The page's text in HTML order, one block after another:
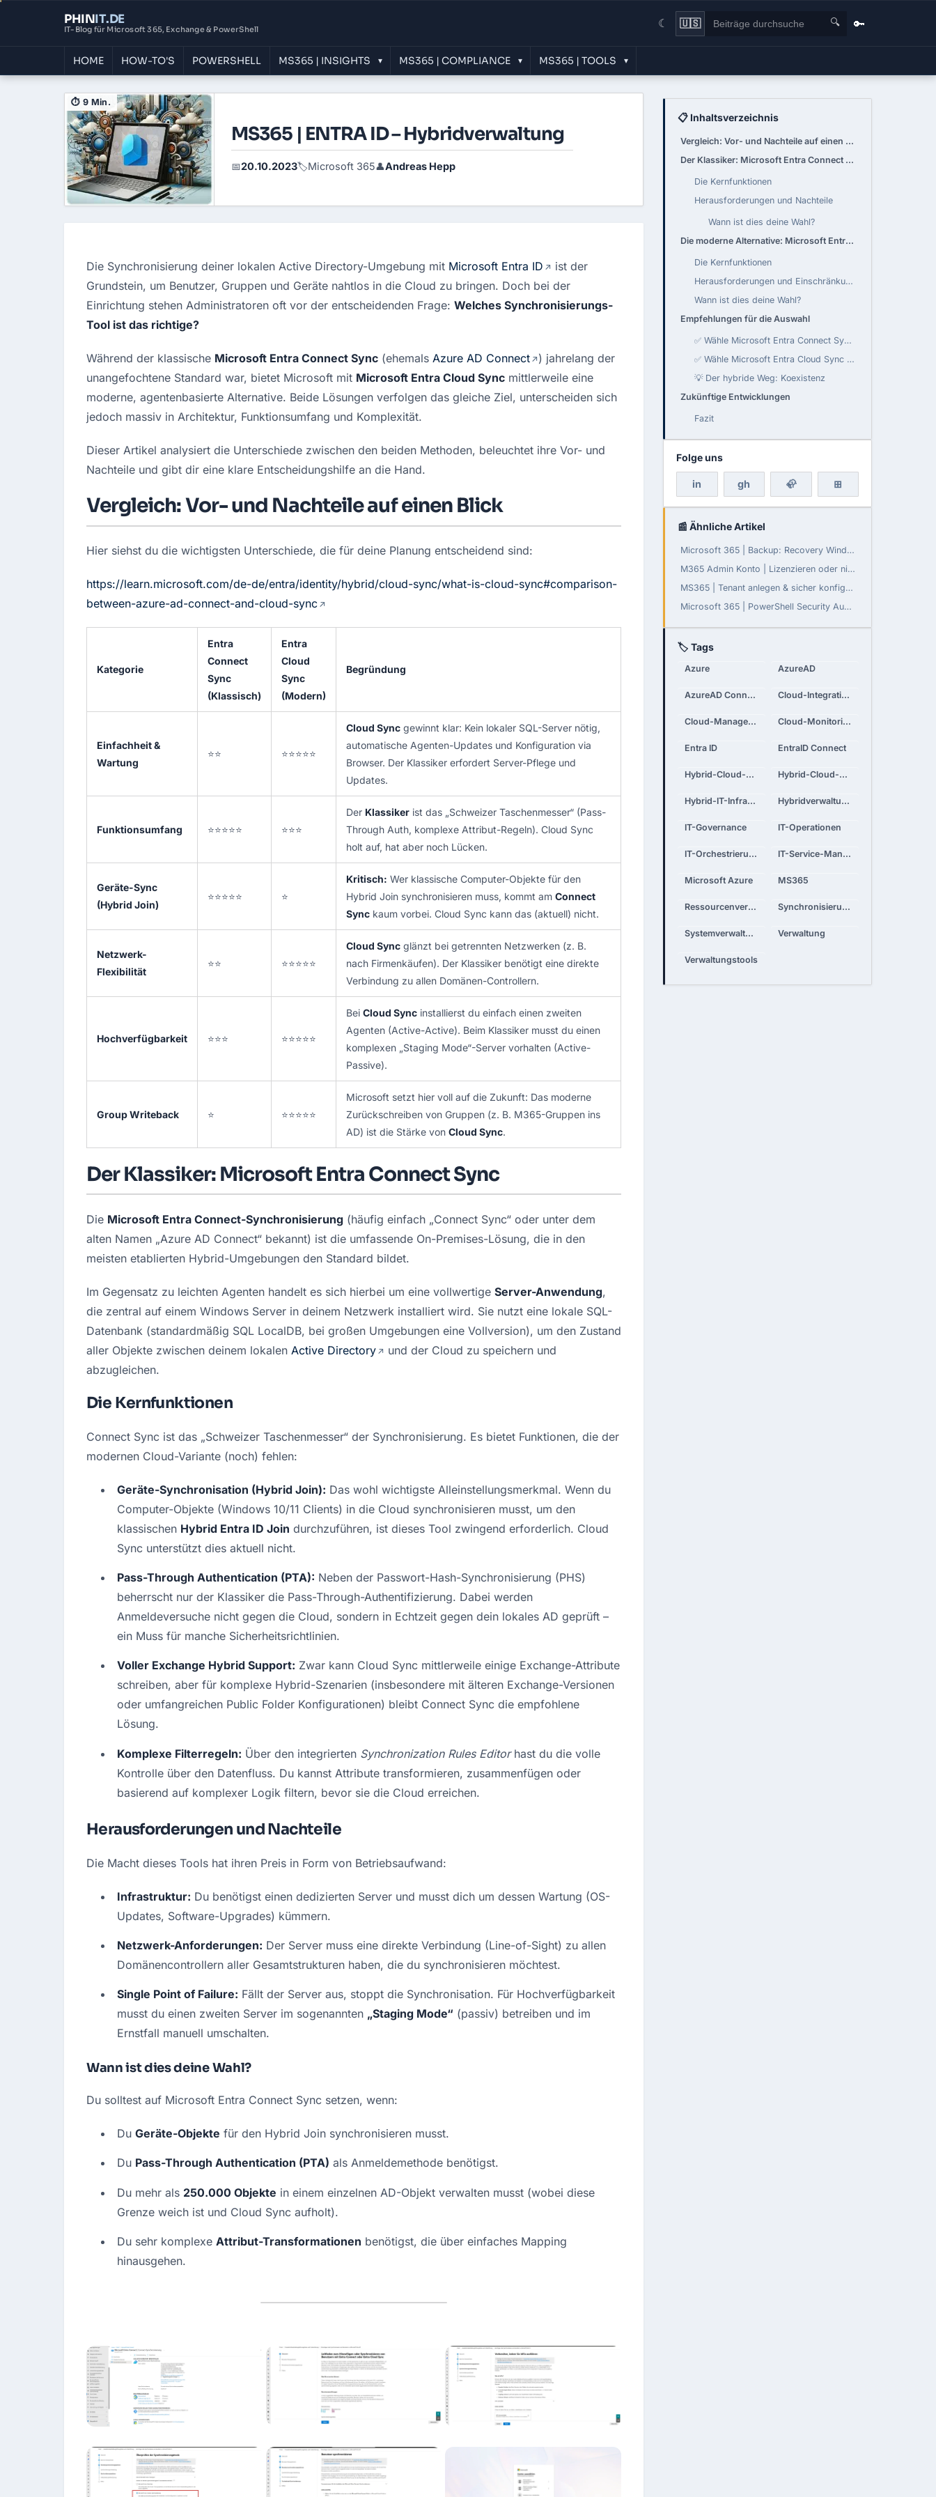
PHINIT.DE
IT-Blog für Microsoft 365, Exchange & PowerShell ☾ 🇺🇸 🔍 🔑
HOME HOW-TO'S POWERSHELL MS365 | INSIGHTS ▾ MS365 | COMPLIANCE ▾ MS365 | TOOLS ▾
⏱ 9 Min.
MS365 | ENTRA ID – Hybridverwaltung
📅20.10.2023🏷️Microsoft 365👤Andreas Hepp
Die Synchronisierung deiner lokalen Active Directory-Umgebung mit Microsoft Entra ID
ist der
Grundstein, um Benutzer, Gruppen und Geräte nahtlos in die Cloud zu bringen. Doch bei der
Einrichtung stehen Administratoren oft vor der entscheidenden Frage: Welches Synchronisierungs-
Tool ist das richtige?
Während der klassische Microsoft Entra Connect Sync (ehemals Azure AD Connect
) jahrelang der
unangefochtene Standard war, bietet Microsoft mit Microsoft Entra Cloud Sync mittlerweile eine
moderne, agentenbasierte Alternative. Beide Lösungen verfolgen das gleiche Ziel, unterscheiden sich
jedoch massiv in Architektur, Funktionsumfang und Komplexität.
Dieser Artikel analysiert die Unterschiede zwischen den beiden Methoden, beleuchtet ihre Vor- und
Nachteile und gibt dir eine klare Entscheidungshilfe an die Hand.
Vergleich: Vor- und Nachteile auf einen Blick
Hier siehst du die wichtigsten Unterschiede, die für deine Planung entscheidend sind:
https://learn.microsoft.com/de-de/entra/identity/hybrid/cloud-sync/what-is-cloud-sync#comparison-
between-azure-ad-connect-and-cloud-sync
Kategorie
Entra
Connect
Sync
(Klassisch)
Entra
Cloud
Sync
(Modern)
Begründung
Einfachheit &
Wartung
⭐⭐ ⭐⭐⭐⭐⭐
Cloud Sync gewinnt klar: Kein lokaler SQL-Server nötig,
automatische Agenten-Updates und Konfiguration via
Browser. Der Klassiker erfordert Server-Pflege und
Updates.
Funktionsumfang ⭐⭐⭐⭐⭐ ⭐⭐⭐
Der Klassiker ist das „Schweizer Taschenmesser“ (Pass-
Through Auth, komplexe Attribut-Regeln). Cloud Sync
holt auf, hat aber noch Lücken.
Geräte-Sync
(Hybrid Join)
⭐⭐⭐⭐⭐ ⭐
Kritisch: Wer klassische Computer-Objekte für den
Hybrid Join synchronisieren muss, kommt am Connect
Sync kaum vorbei. Cloud Sync kann das (aktuell) nicht.
Netzwerk-
Flexibilität
⭐⭐ ⭐⭐⭐⭐⭐
Cloud Sync glänzt bei getrennten Netzwerken (z. B.
nach Firmenkäufen). Der Klassiker benötigt eine direkte
Verbindung zu allen Domänen-Controllern.
Hochverfügbarkeit ⭐⭐⭐ ⭐⭐⭐⭐⭐
Bei Cloud Sync installierst du einfach einen zweiten
Agenten (Active-Active). Beim Klassiker musst du einen
komplexen „Staging Mode“-Server vorhalten (Active-
Passive).
Group Writeback ⭐ ⭐⭐⭐⭐⭐
Microsoft setzt hier voll auf die Zukunft: Das moderne
Zurückschreiben von Gruppen (z. B. M365-Gruppen ins
AD) ist die Stärke von Cloud Sync.
Der Klassiker: Microsoft Entra Connect Sync
Die Microsoft Entra Connect-Synchronisierung (häufig einfach „Connect Sync“ oder unter dem
alten Namen „Azure AD Connect“ bekannt) ist die umfassende On-Premises-Lösung, die in den
meisten etablierten Hybrid-Umgebungen den Standard bildet.
Im Gegensatz zu leichten Agenten handelt es sich hierbei um eine vollwertige Server-Anwendung,
die zentral auf einem Windows Server in deinem Netzwerk installiert wird. Sie nutzt eine lokale SQL-
Datenbank (standardmäßig SQL LocalDB, bei großen Umgebungen eine Vollversion), um den Zustand
aller Objekte zwischen deinem lokalen Active Directory
und der Cloud zu speichern und
abzugleichen.
Die Kernfunktionen
Connect Sync ist das „Schweizer Taschenmesser“ der Synchronisierung. Es bietet Funktionen, die der
modernen Cloud-Variante (noch) fehlen:
Geräte-Synchronisation (Hybrid Join): Das wohl wichtigste Alleinstellungsmerkmal. Wenn du
Computer-Objekte (Windows 10/11 Clients) in die Cloud synchronisieren musst, um den
klassischen Hybrid Entra ID Join durchzuführen, ist dieses Tool zwingend erforderlich. Cloud
Sync unterstützt dies aktuell nicht.
Pass-Through Authentication (PTA): Neben der Passwort-Hash-Synchronisierung (PHS)
beherrscht nur der Klassiker die Pass-Through-Authentifizierung. Dabei werden
Anmeldeversuche nicht gegen die Cloud, sondern in Echtzeit gegen dein lokales AD geprüft –
ein Muss für manche Sicherheitsrichtlinien.
Voller Exchange Hybrid Support: Zwar kann Cloud Sync mittlerweile einige Exchange-Attribute
schreiben, aber für komplexe Hybrid-Szenarien (insbesondere mit älteren Exchange-Versionen
oder umfangreichen Public Folder Konfigurationen) bleibt Connect Sync die empfohlene
Lösung.
Komplexe Filterregeln: Über den integrierten Synchronization Rules Editor hast du die volle
Kontrolle über den Datenfluss. Du kannst Attribute transformieren, zusammenfügen oder
basierend auf komplexer Logik filtern, bevor sie die Cloud erreichen.
Herausforderungen und Nachteile
Die Macht dieses Tools hat ihren Preis in Form von Betriebsaufwand:
Infrastruktur: Du benötigst einen dedizierten Server und musst dich um dessen Wartung (OS-
Updates, Software-Upgrades) kümmern.
Netzwerk-Anforderungen: Der Server muss eine direkte Verbindung (Line-of-Sight) zu allen
Domänencontrollern aller Gesamtstrukturen haben, die du synchronisieren möchtest.
Single Point of Failure: Fällt der Server aus, stoppt die Synchronisation. Für Hochverfügbarkeit
musst du einen zweiten Server im sogenannten „Staging Mode“ (passiv) betreiben und im
Ernstfall manuell umschalten.
Wann ist dies deine Wahl?
Du solltest auf Microsoft Entra Connect Sync setzen, wenn:
Du Geräte-Objekte für den Hybrid Join synchronisieren musst.
Du Pass-Through Authentication (PTA) als Anmeldemethode benötigst.
Du mehr als 250.000 Objekte in einem einzelnen AD-Objekt verwalten musst (wobei diese
Grenze weich ist und Cloud Sync aufholt).
Du sehr komplexe Attribut-Transformationen benötigst, die über einfaches Mapping
hinausgehen.
📋 Inhaltsverzeichnis
Vergleich: Vor- und Nachteile auf einen Blick
Der Klassiker: Microsoft Entra Connect Sync
Die Kernfunktionen
Herausforderungen und Nachteile
Wann ist dies deine Wahl?
Die moderne Alternative: Microsoft Entra Cloud Sync
Die Kernfunktionen
Herausforderungen und Einschränkungen
Wann ist dies deine Wahl?
Empfehlungen für die Auswahl
✅ Wähle Microsoft Entra Connect Sync (Klassisch), wenn...
✅ Wähle Microsoft Entra Cloud Sync (Modern), wenn...
💡 Der hybride Weg: Koexistenz
Zukünftige Entwicklungen
Fazit
Folge uns
in gh 🦣 ⊞
📰 Ähnliche Artikel
Microsoft 365 | Backup: Recovery Window konfigurierbar
M365 Admin Konto | Lizenzieren oder nicht?
MS365 | Tenant anlegen & sicher konfigurieren
Microsoft 365 | PowerShell Security Audit - Teil 3: Daten-Governance, Compliance und Monitoring
🏷 Tags
Azure AzureAD
AzureAD Connect Cloud-Integration
Cloud-Management Cloud-Monitoring
Entra ID EntraID Connect
Hybrid-Cloud-Plattformen Hybrid-Cloud-Strategie
Hybrid-IT-Infrastrukturen Hybridverwaltung
IT-Governance IT-Operationen
IT-Orchestrierung IT-Service-Management
Microsoft Azure MS365
Ressourcenverwaltung Synchronisierungstool
Systemverwaltung Verwaltung
Verwaltungstools